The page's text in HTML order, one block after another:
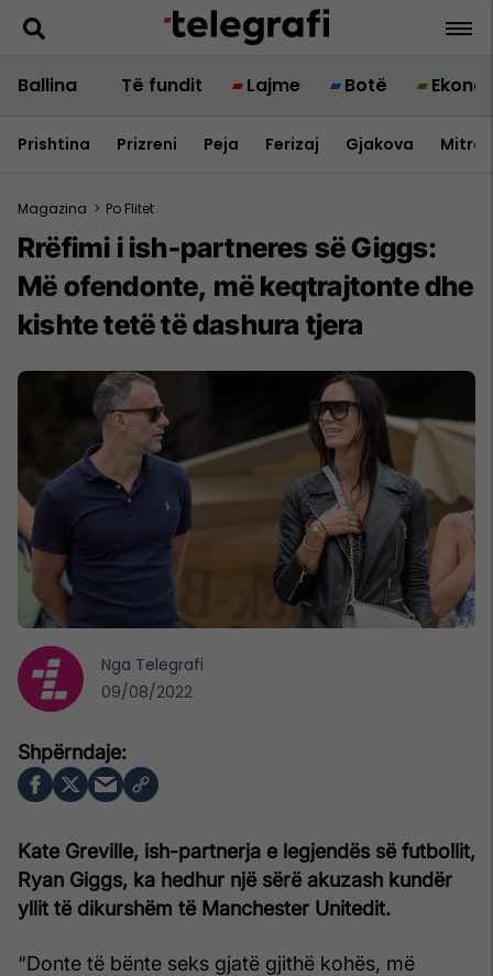
Ballina Të fundit Lajme Botë
Prishtina Prizreni Peja Ferizaj Gjakova
Magazina > Po Flitet
Rrëfimi i ish-partneres së Giggs:
Më ofendonte, më keqtrajtonte dhe
kishte tetë të dashura tjera
Kate Greville, ish-partnerja e legjendës së futbollit,
Ryan Giggs, ka hedhur një sërë akuzash kundër
yllit të dikurshëm të Manchester Unitedit.
“Donte të bënte seks gjatë gjithë kohës, më
Nga Telegrafi
09/08/2022